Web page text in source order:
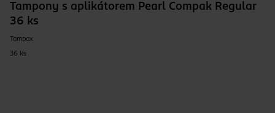
Tampony s aplikátorem Pearl Compak Regular
36 ks
Tampax
36 ks